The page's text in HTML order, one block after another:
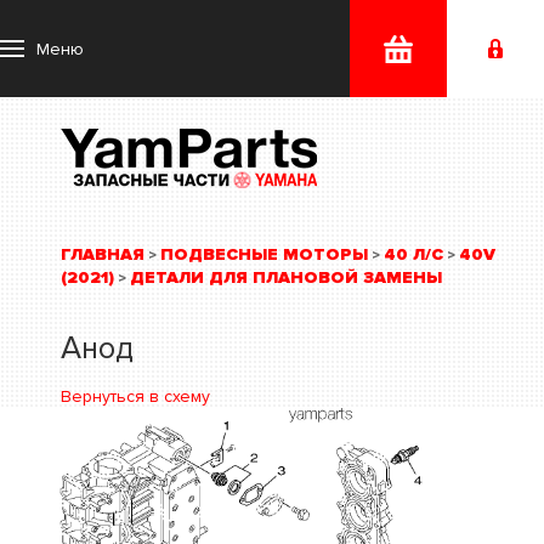
Меню
ГЛАВНАЯ > ПОДВЕСНЫЕ МОТОРЫ > 40 Л/С > 40V
(2021) > ДЕТАЛИ ДЛЯ ПЛАНОВОЙ ЗАМЕНЫ
Анод
Вернуться в схему